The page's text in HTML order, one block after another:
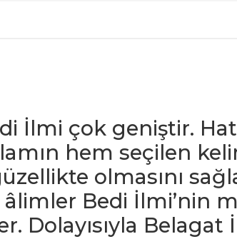
İlmi çok geniştir.
hem seçilen
olmasını
Bedi İlmi’nin
Dolayısıyla Belagat